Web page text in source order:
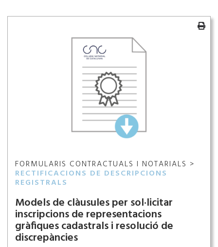
FORMULARIS CONTRACTUALS I NOTARIALS >
RECTIFICACIONS DE DESCRIPCIONS
REGISTRALS
Models de clàusules per sol·licitar
inscripcions de representacions
gràfiques cadastrals i resolució de
discrepàncies